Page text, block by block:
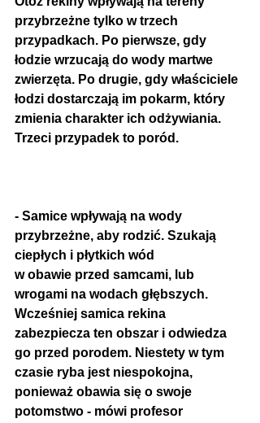
przybrzeżne tylko w trzech
przypadkach. Po pierwsze, gdy
łodzie wrzucają do wody martwe
zwierzęta. Po drugie, gdy właściciele
łodzi dostarczają im pokarm, który
zmienia charakter ich odżywiania.
Trzeci przypadek to poród.
- Samice wpływają na wody
przybrzeżne, aby rodzić. Szukają
ciepłych i płytkich wód
w obawie przed samcami, lub
wrogami na wodach głębszych.
Wcześniej samica rekina
zabezpiecza ten obszar i odwiedza
go przed porodem. Niestety w tym
czasie ryba jest niespokojna,
ponieważ obawia się o swoje
potomstwo - mówi profesor